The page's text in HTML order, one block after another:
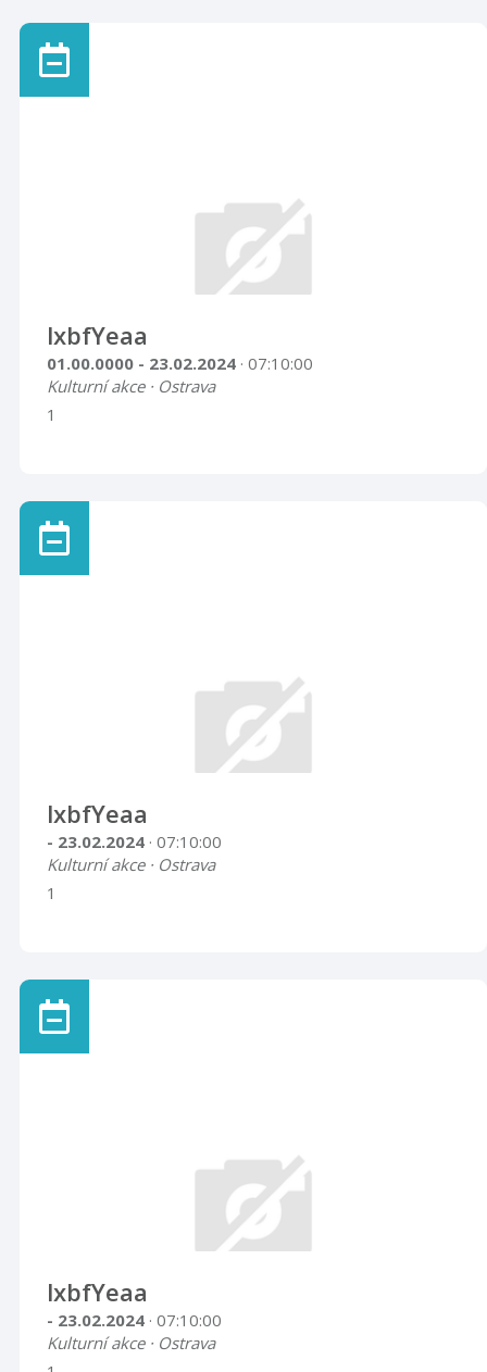
aniž by navštívil továrnu a přinejmenším sklad fajáns; je
totiž příjemné podívat se na tuto sbírku nádobí
tuzemské výroby, různorodých a krásných tvarů, a
lxbfYeaa
01.00.0000 - 23.02.2024 · 07:10:00
Kulturní akce · Ostrava
1
lxbfYeaa
- 23.02.2024 · 07:10:00
Kulturní akce · Ostrava
1
lxbfYeaa
- 23.02.2024 · 07:10:00
Kulturní akce · Ostrava